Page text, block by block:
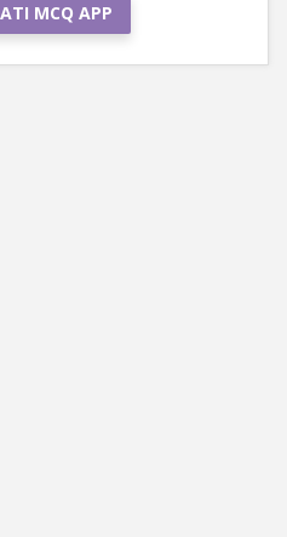
MCQ APP